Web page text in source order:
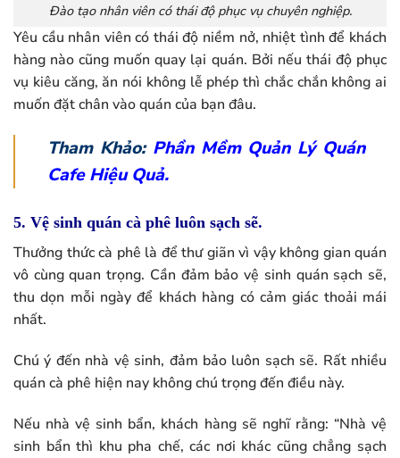
Đào tạo nhân viên có thái độ phục vụ chuyên nghiệp.
Yêu cầu nhân viên có thái độ niềm nở, nhiệt tình để khách
hàng nào cũng muốn quay lại quán. Bởi nếu thái độ phục
vụ kiêu căng, ăn nói không lễ phép thì chắc chắn không ai
muốn đặt chân vào quán của bạn đâu.
Tham Khảo: Phần Mềm Quản Lý Quán
Cafe Hiệu Quả.
5. Vệ sinh quán cà phê luôn sạch sẽ.
Thưởng thức cà phê là để thư giãn vì vậy không gian quán
vô cùng quan trọng. Cần đảm bảo vệ sinh quán sạch sẽ,
thu dọn mỗi ngày để khách hàng có cảm giác thoải mái
nhất.
Chú ý đến nhà vệ sinh, đảm bảo luôn sạch sẽ. Rất nhiều
quán cà phê hiện nay không chú trọng đến điều này.
Nếu nhà vệ sinh bẩn, khách hàng sẽ nghĩ rằng: “Nhà vệ
sinh bẩn thì khu pha chế, các nơi khác cũng chẳng sạch